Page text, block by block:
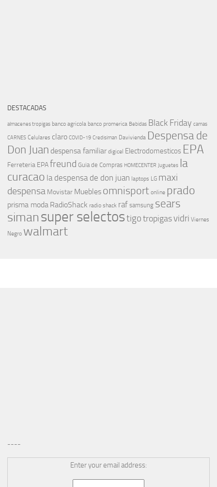
DESTACADAS
almacenes tropigas banco agricola banco promerica Bebidas Black Friday camas
CARNES Celulares claro COVID-19 Credisiman Davivienda Despensa de
Don Juan despensa familiar digicel Electrodomesticos EPA
Ferreteria EPAfreund Guia de Compras HOMECENTER Juguetes la
curacao la despensa de don juan laptops LG maxi
despensa Movistar Muebles omnisport online prado
prisma moda RadioShack radio shack raf samsung sears
simansuper selectostigotropigasvidri Viernes
Negro walmart
----
Enter your email address: